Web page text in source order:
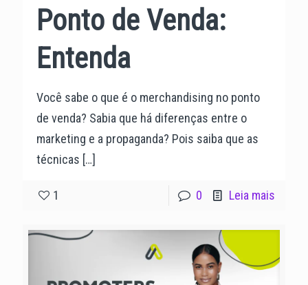
Ponto de Venda:
Entenda
Você sabe o que é o merchandising no ponto
de venda? Sabia que há diferenças entre o
marketing e a propaganda? Pois saiba que as
técnicas […]
1 0 Leia mais